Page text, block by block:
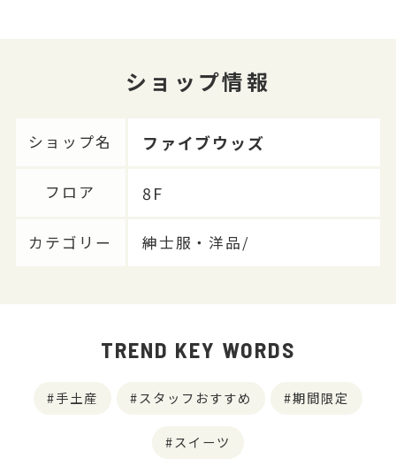
ショップ情報
ショップ名 ファイブウッズ
フロア 8F
カテゴリー 紳士服・洋品/
TREND KEY WORDS
手土産 スタッフおすすめ 期間限定
スイーツ